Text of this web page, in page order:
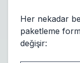
Her nekadar
paketleme
değişir: